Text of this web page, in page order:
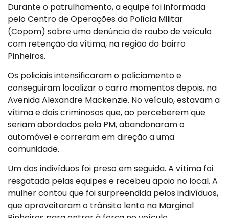
Durante o patrulhamento, a equipe foi informada
pelo Centro de Operações da Polícia Militar
(Copom) sobre uma denúncia de roubo de veículo
com retenção da vítima, na região do bairro
Pinheiros.
Os policiais intensificaram o policiamento e
conseguiram localizar o carro momentos depois, na
Avenida Alexandre Mackenzie. No veículo, estavam a
vítima e dois criminosos que, ao perceberem que
seriam abordados pela PM, abandonaram o
automóvel e correram em direção a uma
comunidade.
Um dos indivíduos foi preso em seguida. A vítima foi
resgatada pelas equipes e recebeu apoio no local. A
mulher contou que foi surpreendida pelos indivíduos,
que aproveitaram o trânsito lento na Marginal